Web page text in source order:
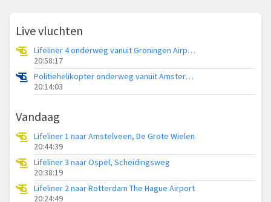
Live vluchten
Lifeliner 4 onderweg vanuit Groningen Airport Eelde
20:58:17
Politiehelikopter onderweg vanuit Amsterdam Vliegveld Schiphol
20:14:03
Vandaag
Lifeliner 1 naar Amstelveen, De Grote Wielen
20:44:39
Lifeliner 3 naar Ospel, Scheidingsweg
20:38:19
Lifeliner 2 naar Rotterdam The Hague Airport
20:24:49